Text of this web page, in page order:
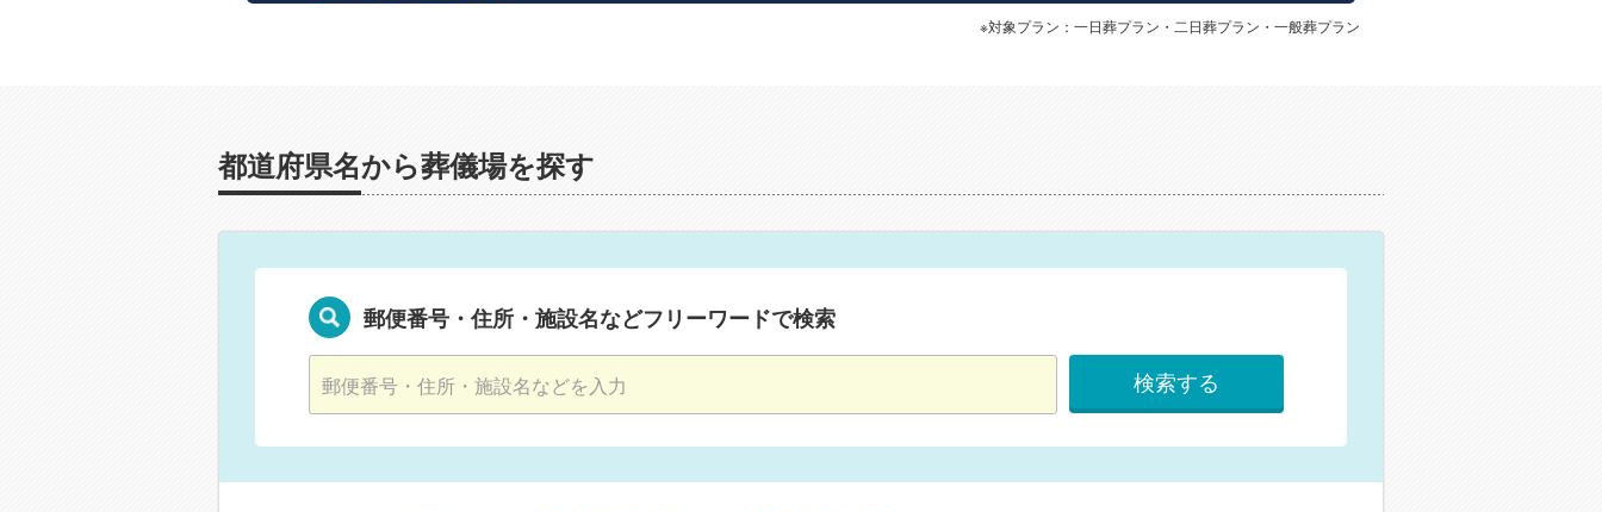
※対象プラン：一日葬プラン・二日葬プラン・一般葬プラン
都道府県名から葬儀場を探す
郵便番号・住所・施設名などフリーワードで検索
検索する